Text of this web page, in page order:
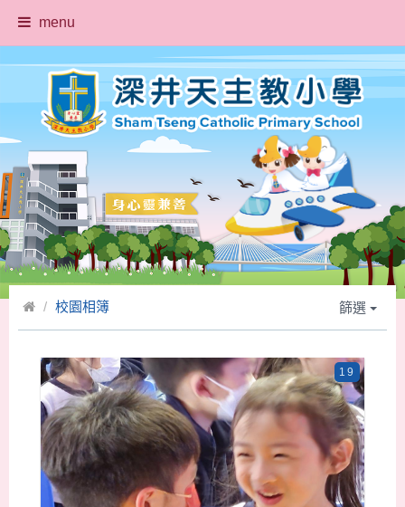
menu
校園相簿 篩選
19